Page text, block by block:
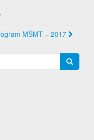
MŠMT – 2017